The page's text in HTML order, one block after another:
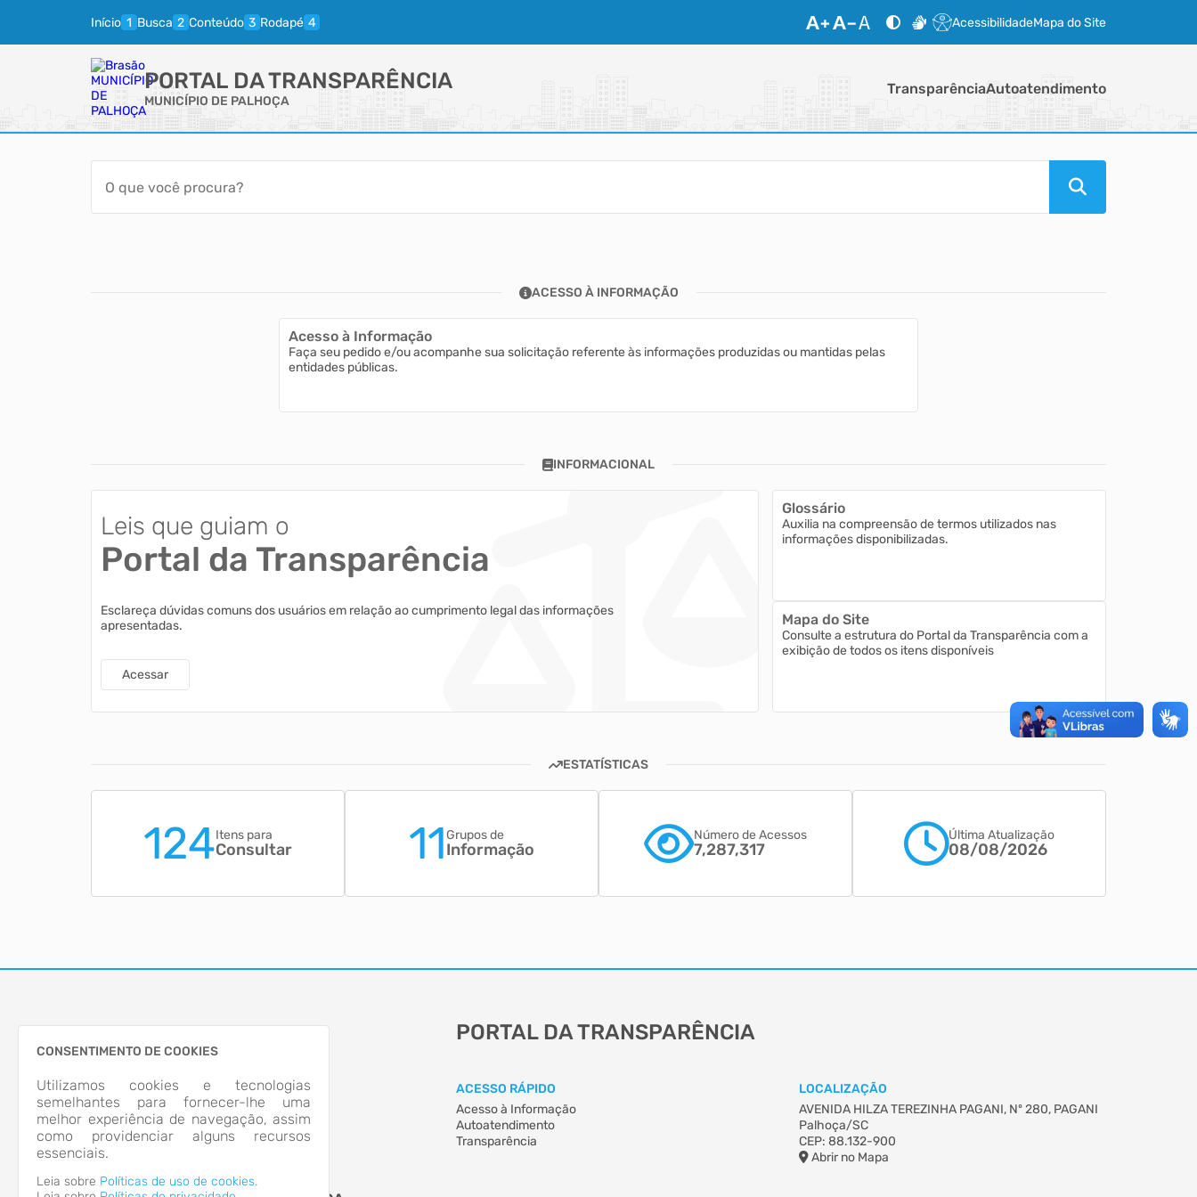
Início Busca Conteúdo Rodapé AcessibilidadeMapa do Site
PORTAL DA TRANSPARÊNCIA
MUNICÍPIO DE PALHOÇA
TransparênciaAutoatendimento
CONSENTIMENTO DE COOKIES
Utilizamos cookies e tecnologias
semelhantes para fornecer-lhe uma
melhor experiência de navegação, assim
como providenciar alguns recursos
essenciais.
Leia sobre Políticas de uso de cookies.
ACESSO À INFORMAÇÃO
Acesso à Informação
Faça seu pedido e/ou acompanhe sua solicitação referente às informações produzidas ou mantidas pelas
entidades públicas.
INFORMACIONAL
Leis que guiam o
Portal da Transparência
Esclareça dúvidas comuns dos usuários em relação ao cumprimento legal das informações
apresentadas.
Acessar
Glossário
Auxilia na compreensão de termos utilizados nas
informações disponibilizadas.
Mapa do Site
Consulte a estrutura do Portal da Transparência com a
exibição de todos os itens disponíveis
ESTATÍSTICAS
124Itens para
Consultar 11Grupos de
Informação
Número de Acessos
7,287,317
Última Atualização
08/08/2026
PORTAL DA TRANSPARÊNCIA
ACESSO RÁPIDO
Acesso à Informação
Autoatendimento
Transparência
LOCALIZAÇÃO
AVENIDA HILZA TEREZINHA PAGANI, Nº 280, PAGANI
Palhoça/SC
CEP: 88.132-900
Abrir no Mapa